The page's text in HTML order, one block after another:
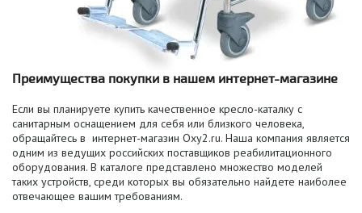
Преимущества покупки в нашем интернет-магазине
Если вы планируете купить качественное кресло-каталку с
санитарным оснащением для себя или близкого человека,
обращайтесь в интернет-магазин Oxy2.ru. Наша компания является
одним из ведущих российских поставщиков реабилитационного
оборудования. В каталоге представлено множество моделей
таких устройств, среди которых вы обязательно найдете наиболее
отвечающее вашим требованиям.